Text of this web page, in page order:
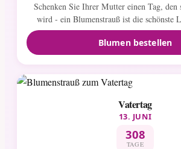
Schenken Sie Ihrer Mutter einen Tag, den
wird - ein Blumenstrauß ist die schönste
Blumen bestellen
Vatertag
13. JUNI
308
TAGE